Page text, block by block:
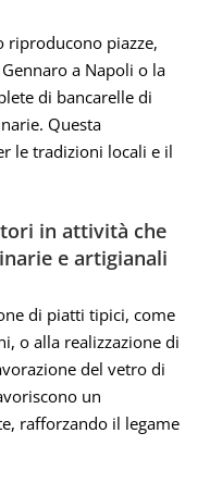
riproducono piazze,
a Napoli o la
di bancarelle di
Questa
le tradizioni locali e il
in attività che
e artigianali
di piatti tipici, come
o alla realizzazione di
del vetro di
un
rafforzando il legame